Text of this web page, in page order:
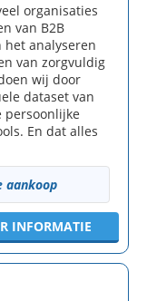
organisaties
van B2B
het analyseren
van zorgvuldig
wij door
dataset van
persoonlijke
En dat alles
aankoop
INFORMATIE